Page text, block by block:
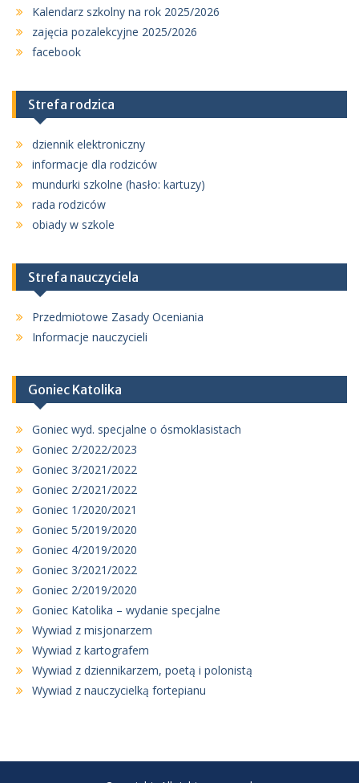
Kalendarz szkolny na rok 2025/2026
zajęcia pozalekcyjne 2025/2026
facebook
Strefa rodzica
dziennik elektroniczny
informacje dla rodziców
mundurki szkolne (hasło: kartuzy)
rada rodziców
obiady w szkole
Strefa nauczyciela
Przedmiotowe Zasady Oceniania
Informacje nauczycieli
Goniec Katolika
Goniec wyd. specjalne o ósmoklasistach
Goniec 2/2022/2023
Goniec 3/2021/2022
Goniec 2/2021/2022
Goniec 1/2020/2021
Goniec 5/2019/2020
Goniec 4/2019/2020
Goniec 3/2021/2022
Goniec 2/2019/2020
Goniec Katolika – wydanie specjalne
Wywiad z misjonarzem
Wywiad z kartografem
Wywiad z dziennikarzem, poetą i polonistą
Wywiad z nauczycielką fortepianu